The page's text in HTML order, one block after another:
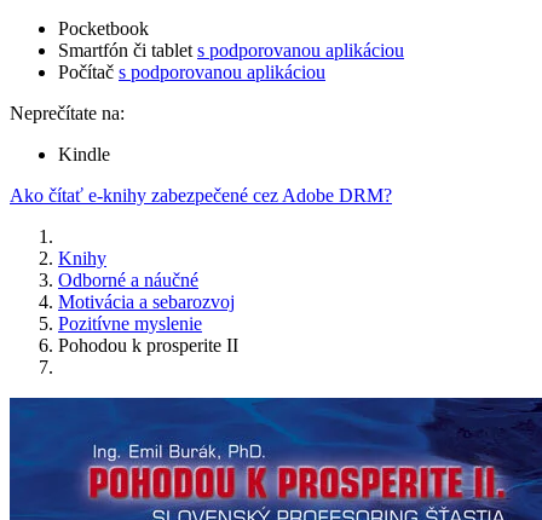
Pocketbook
Smartfón či tablet s podporovanou aplikáciou
Počítač s podporovanou aplikáciou
Neprečítate na:
Kindle
Ako čítať e-knihy zabezpečené cez Adobe DRM?
Knihy
Odborné a náučné
Motivácia a sebarozvoj
Pozitívne myslenie
Pohodou k prosperite II